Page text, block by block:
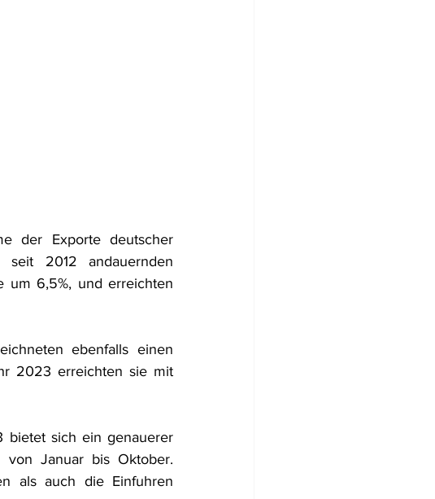
der Exporte deutscher
2012 andauernden
um 6,5%, und erreichten
ebenfalls einen
2023 erreichten sie mit
bietet sich ein genauerer
Januar bis Oktober.
als auch die Einfuhren